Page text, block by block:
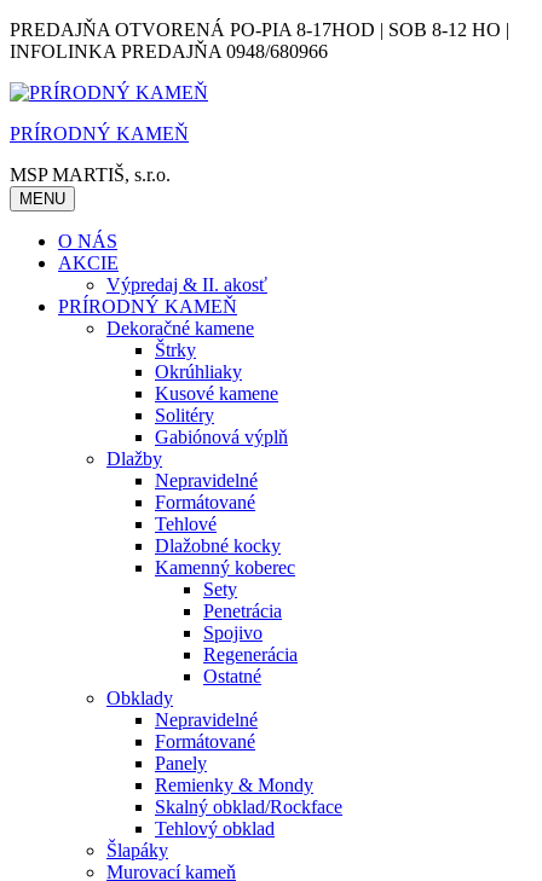
Skip
to
PREDAJŇA OTVORENÁ PO-PIA 8-17HOD | SOB 8-12 HO |
INFOLINKA PREDAJŇA 0948/680966
PRÍRODNÝ KAMEŇ
MSP MARTIŠ, s.r.o.
MENU
O NÁS
AKCIE
Výpredaj & II. akosť
PRÍRODNÝ KAMEŇ
Dekoračné kamene
Štrky
Okrúhliaky
Kusové kamene
Solitéry
Gabiónová výplň
Dlažby
Nepravidelné
Formátované
Tehlové
Dlažobné kocky
Kamenný koberec
Sety
Penetrácia
Spojivo
Regenerácia
Ostatné
Obklady
Nepravidelné
Formátované
Panely
Remienky & Mondy
Skalný obklad/Rockface
Tehlový obklad
Šlapáky
Murovací kameň